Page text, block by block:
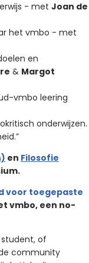
- met Joan de
het vmbo - met
en
& Margot
vmbo leering
onderwijzen.
en Filosofie
voor toegepaste
vmbo, een no-
of
community